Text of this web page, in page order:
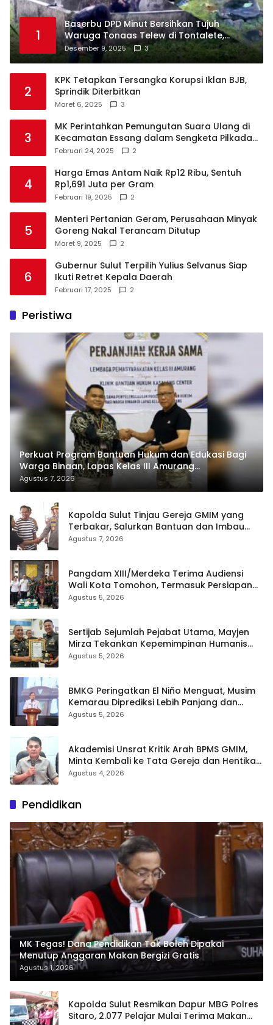
1
Baserbu DPD Minut Bersihkan Tujuh
Waruga Tonaas Telew di Tontalete,
Agenda Rutin Pelestarian Jejak Leluhur
Minahasa
Desember 9, 2025 3
2
KPK Tetapkan Tersangka Korupsi Iklan BJB,
Sprindik Diterbitkan
Maret 6, 2025 3
3
MK Perintahkan Pemungutan Suara Ulang di
Kecamatan Essang dalam Sengketa Pilkada
Talaud
Februari 24, 2025 2
4
Harga Emas Antam Naik Rp12 Ribu, Sentuh
Rp1,691 Juta per Gram
Februari 19, 2025 2
5
Menteri Pertanian Geram, Perusahaan Minyak
Goreng Nakal Terancam Ditutup
Maret 9, 2025 2
6
Gubernur Sulut Terpilih Yulius Selvanus Siap
Ikuti Retret Kepala Daerah
Februari 17, 2025 2
Peristiwa
Perkuat Program Bantuan Hukum dan Edukasi Bagi
Warga Binaan, Lapas Kelas III Amurang
Tandatangani MoU Dengan LBH KASALANG CENTER
Agustus 7, 2026
Kapolda Sulut Tinjau Gereja GMIM yang
Terbakar, Salurkan Bantuan dan Imbau
Waspada Musim Kemarau
Agustus 7, 2026
Pangdam XIII/Merdeka Terima Audiensi
Wali Kota Tomohon, Termasuk Persiapan
TIFF
Agustus 5, 2026
Sertijab Sejumlah Pejabat Utama, Mayjen
Mirza Tekankan Kepemimpinan Humanis
dan Profesional
Agustus 5, 2026
BMKG Peringatkan El Niño Menguat, Musim
Kemarau Diprediksi Lebih Panjang dan
Kering pada Agustus–September
Agustus 5, 2026
Akademisi Unsrat Kritik Arah BPMS GMIM,
Minta Kembali ke Tata Gereja dan Hentikan
Polarisasi
Agustus 4, 2026
Pendidikan
MK Tegas! Dana Pendidikan Tak Boleh Dipakai
Menutup Anggaran Makan Bergizi Gratis
Agustus 1, 2026
Kapolda Sulut Resmikan Dapur MBG Polres
Sitaro, 2.077 Pelajar Mulai Terima Makan